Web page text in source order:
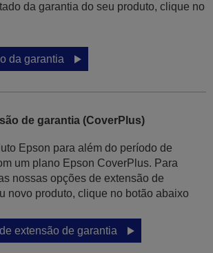
da garantia do seu produto, clique no
da garantia
de garantia (CoverPlus)
Epson para além do período de
um plano Epson CoverPlus. Para
nossas opções de extensão de
novo produto, clique no botão abaixo
extensão de garantia